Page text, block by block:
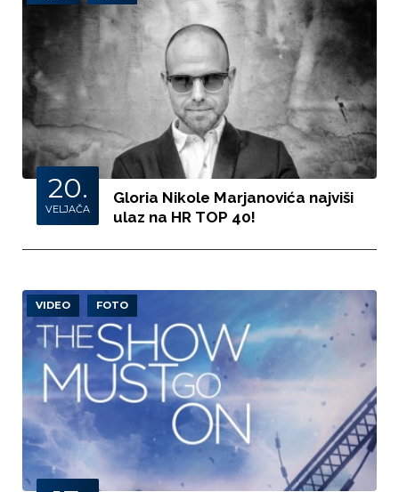
20.
VELJAČA
Gloria Nikole Marjanovića najviši
ulaz na HR TOP 40!
VIDEO FOTO